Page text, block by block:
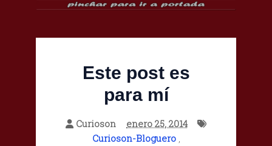
Este post es
para mí
Curioson
enero 25, 2014
Curioson-Bloguero,